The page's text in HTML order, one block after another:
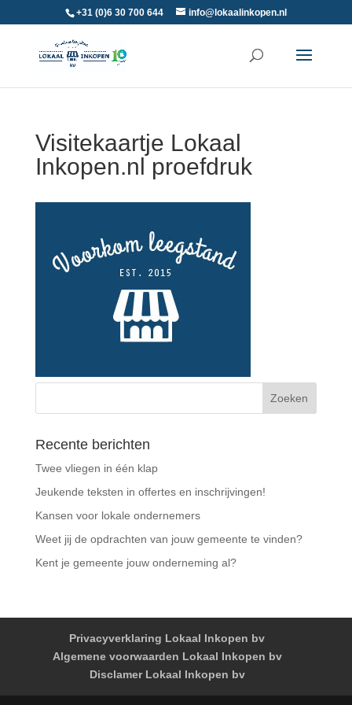
+31 (0)6 30 700 644 info@lokaalinkopen.nl
Visitekaartje Lokaal
Inkopen.nl proefdruk
Recente berichten
Twee vliegen in één klap
Jeukende teksten in offertes en inschrijvingen!
Kansen voor lokale ondernemers
Weet jij de opdrachten van jouw gemeente te vinden?
Kent je gemeente jouw onderneming al?
Privacyverklaring Lokaal Inkopen bv
Algemene voorwaarden Lokaal Inkopen bv
Disclamer Lokaal Inkopen bv